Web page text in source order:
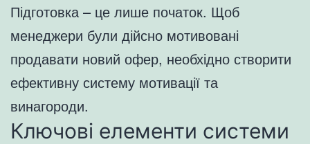
Підготовка – це лише початок. Щоб
менеджери були дійсно мотивовані
продавати новий офер, необхідно створити
ефективну систему мотивації та
винагороди.
Ключові елементи системи